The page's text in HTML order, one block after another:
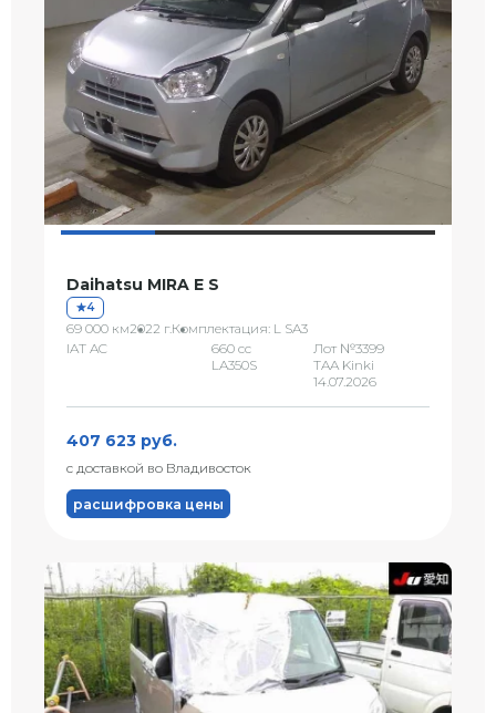
Daihatsu MIRA E S
4
69 000 км2022 г.Комплектация: L SA3
IAT AC
660 сс
LA350S
Лот №3399
TAA Kinki
14.07.2026
407 623 руб.
с доставкой во Владивосток
расшифровка цены